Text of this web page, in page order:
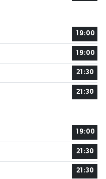
19:00
19:00
21:30
21:30
19:00
21:30
21:30